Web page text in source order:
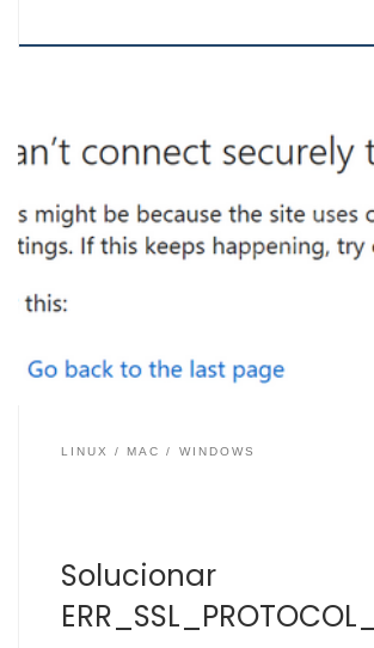
es el que hace referencia a que no se
establecer una comunicación segura
navegador y el servidor de la Web que
ERR_SSL_PROTOCOL_ERROR. También
LINUX MAC WINDOWS
Solucionar